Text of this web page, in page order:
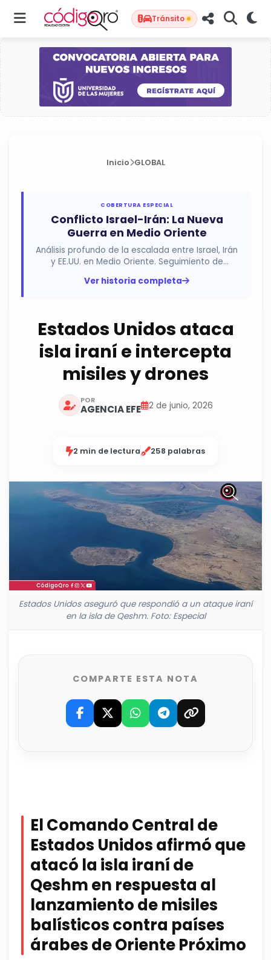
Tránsito
Inicio GLOBAL
COBERTURA ESPECIAL
Conflicto Israel-Irán: La Nueva
Guerra en Medio Oriente
Análisis profundo de la escalada entre Israel, Irán
y EE.UU. en Medio Oriente. Seguimiento de
Ver historia completa
Estados Unidos ataca
isla iraní e intercepta
misiles y drones
POR
AGENCIA EFE 2 de junio, 2026
2 min de lectura 258 palabras
Estados Unidos aseguró que respondió a un ataque iraní
en la isla de Qeshm. Foto: Especial
COMPARTE ESTA NOTA
El Comando Central de
Estados Unidos afirmó que
atacó la isla iraní de
Qeshm en respuesta al
lanzamiento de misiles
balísticos contra países
árabes de Oriente Próximo